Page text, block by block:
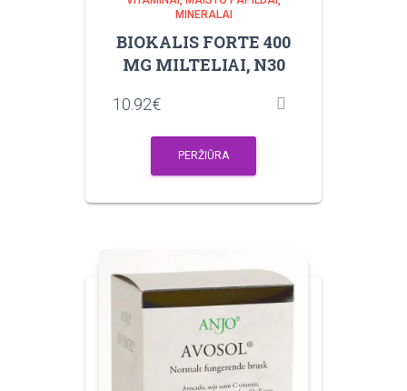
MINERALAI
BIOKALIS FORTE 400
MG MILTELIAI, N30
10.92€
PERŽIŪRA